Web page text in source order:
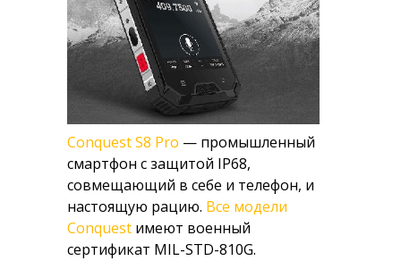
Conquest S8 Pro — промышленный
смартфон с защитой IP68,
совмещающий в себе и телефон, и
настоящую рацию. Все модели
Conquest имеют военный
сертификат MIL-STD-810G.